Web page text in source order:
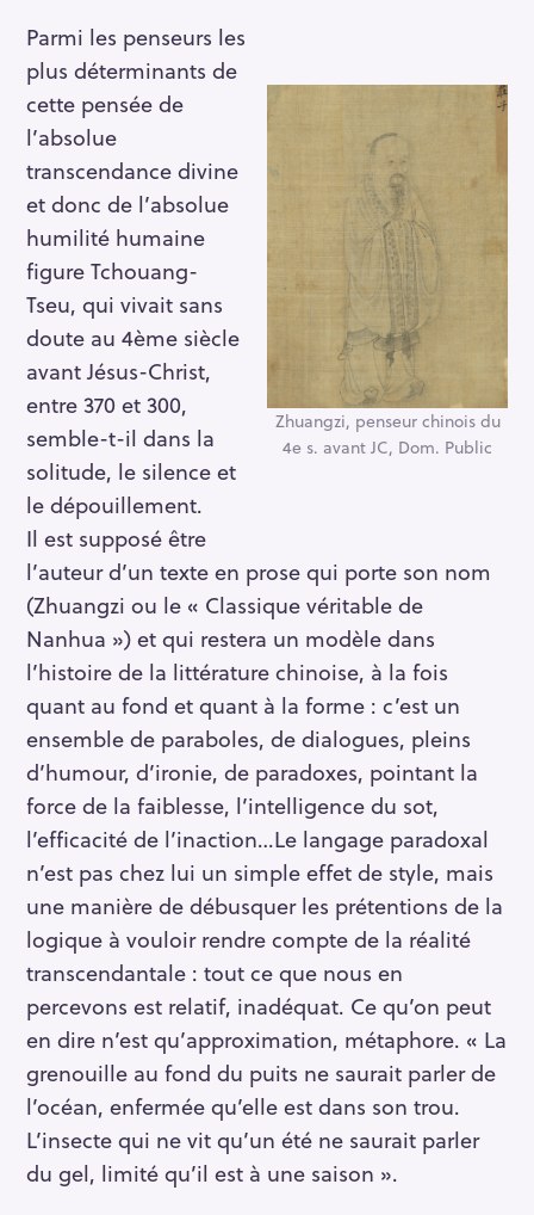
Zhuangzi, penseur chinois du
4e s. avant JC, Dom. Public
Parmi les penseurs les
plus déterminants de
cette pensée de
l’absolue
transcendance divine
et donc de l’absolue
humilité humaine
figure Tchouang-
Tseu, qui vivait sans
doute au 4ème siècle
avant Jésus-Christ,
entre 370 et 300,
semble-t-il dans la
solitude, le silence et
le dépouillement.
Il est supposé être
l’auteur d’un texte en prose qui porte son nom
(Zhuangzi ou le « Classique véritable de
Nanhua ») et qui restera un modèle dans
l’histoire de la littérature chinoise, à la fois
quant au fond et quant à la forme : c’est un
ensemble de paraboles, de dialogues, pleins
d’humour, d’ironie, de paradoxes, pointant la
force de la faiblesse, l’intelligence du sot,
l’efficacité de l’inaction…Le langage paradoxal
n’est pas chez lui un simple effet de style, mais
une manière de débusquer les prétentions de la
logique à vouloir rendre compte de la réalité
transcendantale : tout ce que nous en
percevons est relatif, inadéquat. Ce qu’on peut
en dire n’est qu’approximation, métaphore. « La
grenouille au fond du puits ne saurait parler de
l’océan, enfermée qu’elle est dans son trou.
L’insecte qui ne vit qu’un été ne saurait parler
du gel, limité qu’il est à une saison ».